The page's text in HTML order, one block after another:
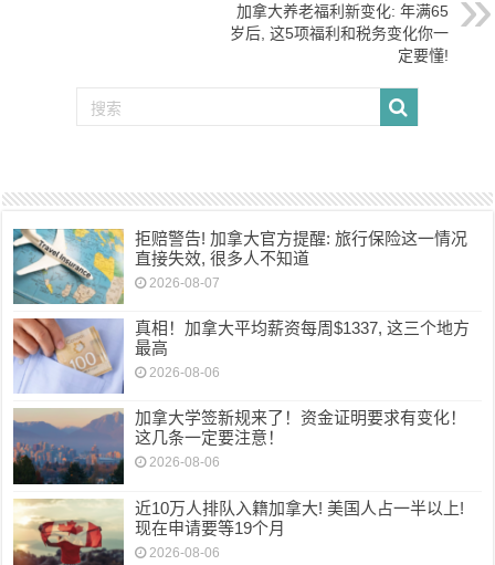
加拿大养老福利新变化: 年满65
岁后, 这5项福利和税务变化你一
定要懂!
拒赔警告! 加拿大官方提醒: 旅行保险这一情况
直接失效, 很多人不知道
2026-08-07
真相！加拿大平均薪资每周$1337, 这三个地方
最高
2026-08-06
加拿大学签新规来了！资金证明要求有变化！
这几条一定要注意！
2026-08-06
近10万人排队入籍加拿大! 美国人占一半以上!
现在申请要等19个月
2026-08-06